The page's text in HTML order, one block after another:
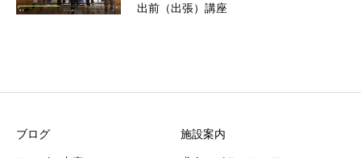
出前（出張）講座
ブログ 施設案内